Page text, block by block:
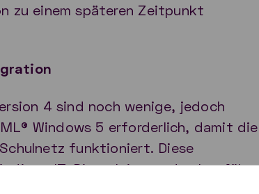
zu einem späteren Zeitpunkt
4 sind noch wenige, jedoch
Windows 5 erforderlich, damit die
funktioniert. Diese
IT-Dienstleistern durchgeführt